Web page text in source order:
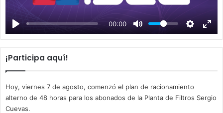
00:00
a
y
¡Participa aquí!
Hoy, viernes 7 de agosto, comenzó el plan de racionamiento
alterno de 48 horas para los abonados de la Planta de Filtros Sergio
Cuevas.